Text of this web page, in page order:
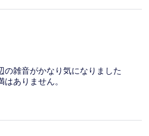
の雑音がかなり気になりました
ありません。